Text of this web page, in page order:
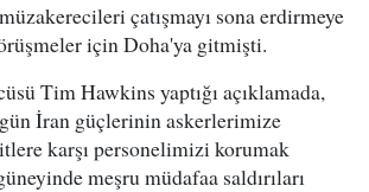
çatışmayı sona erdirmeye
için Doha'ya gitmişti.
Tim Hawkins yaptığı açıklamada,
İran güçlerinin askerlerimize
karşı personelimizi korumak
meşru müdafaa saldırıları